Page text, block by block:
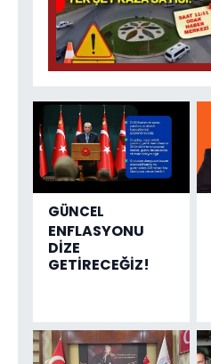
GÜNCEL
ENFLASYONU
DİZE
GETİRECEĞİZ!